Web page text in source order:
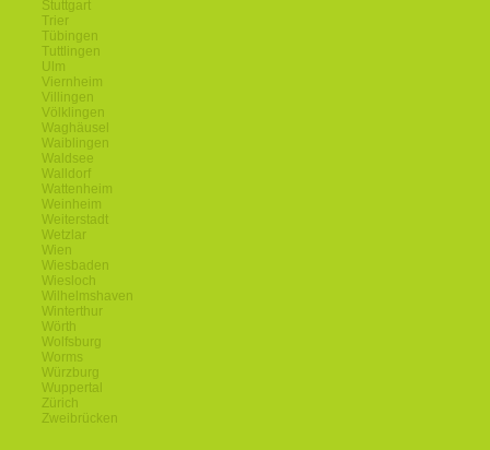
Stuttgart
Trier
Tübingen
Tuttlingen
Ulm
Viernheim
Villingen
Völklingen
Waghäusel
Waiblingen
Waldsee
Walldorf
Wattenheim
Weinheim
Weiterstadt
Wetzlar
Wien
Wiesbaden
Wiesloch
Wilhelmshaven
Winterthur
Wörth
Wolfsburg
Worms
Würzburg
Wuppertal
Zürich
Zweibrücken